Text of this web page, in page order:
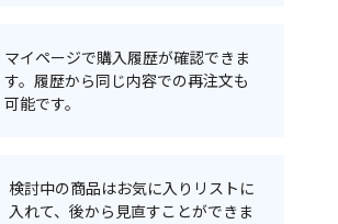
マイページで購入履歴が確認できま
す。履歴から同じ内容での再注文も
可能です。
検討中の商品はお気に入りリストに
入れて、後から見直すことができま